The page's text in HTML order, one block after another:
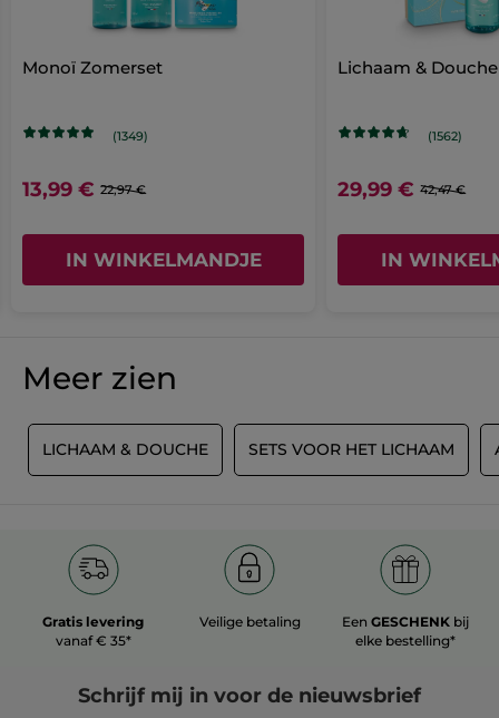
Artikelnummer: BK236
Monoï Zomerset
(1349)
13,99 € 22,97 €
IN WINKELMANDJE
Lichaam &
(1562)
29,99 € 42,47 €
IN
Meer zien
LICHAAM & DOUCHE SETS VOOR HET LICHAAM
Gratis levering
vanaf € 35*
Veilige betaling EenGESCHENK bij
elke bestelling*
Schrijf mij in voor de nieuwsbrief